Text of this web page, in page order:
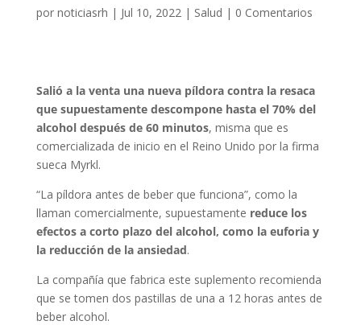
por noticiasrh | Jul 10, 2022| Salud | 0 Comentarios
Salió a la venta una nueva píldora contra la resaca
que supuestamente descompone hasta el 70% del
alcohol después de 60 minutos, misma que es
comercializada de inicio en el Reino Unido por la firma
sueca Myrkl.
“La píldora antes de beber que funciona”, como la
llaman comercialmente, supuestamente reduce los
efectos a corto plazo del alcohol, como la euforia y
la reducción de la ansiedad.
La compañía que fabrica este suplemento recomienda
que se tomen dos pastillas de una a 12 horas antes de
beber alcohol.